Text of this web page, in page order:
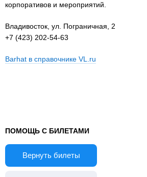
корпоративов и мероприятий.
Владивосток, ул. Пограничная, 2
+7 (423) 202-54-63
Barhat в справочнике VL.ru
ПОМОЩЬ С БИЛЕТАМИ
Вернуть билеты